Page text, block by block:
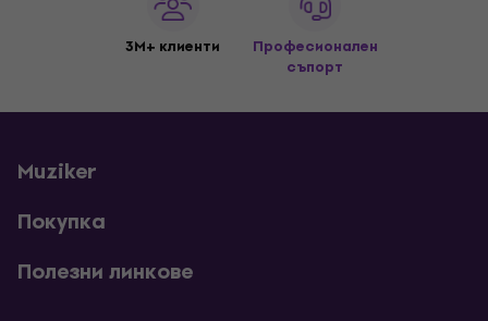
3M+ клиенти
Професионален
съпорт
Muziker
Покупка
Полезни линкове